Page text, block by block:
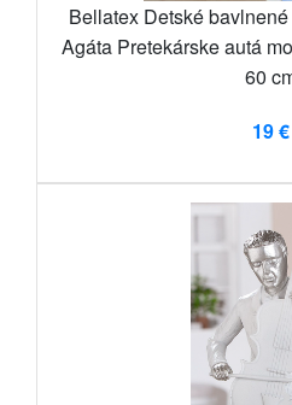
Bellatex Detské
Agáta Pretekárske autá
60
19 €